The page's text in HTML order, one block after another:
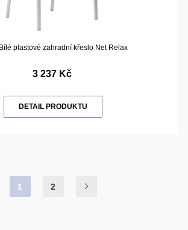
plastové zahradní křeslo Net Relax
3 237 Kč
DETAIL PRODUKTU
1 2